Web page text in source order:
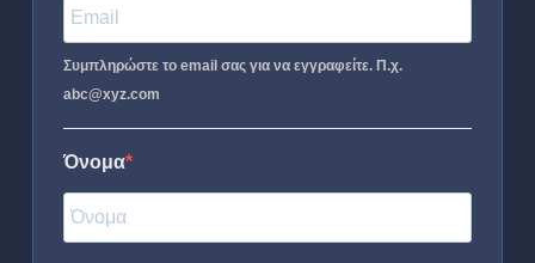
Συμπληρώστε το email σας για να εγγραφείτε. Π.χ.
abc@xyz.com
Όνομα